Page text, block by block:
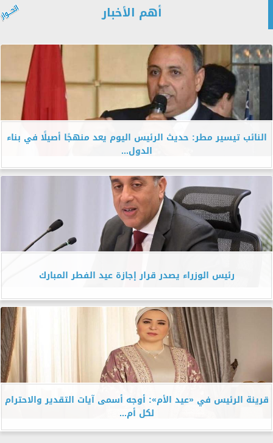
أهم الأخبار
النائب تيسير مطر: حديث الرئيس اليوم يعد منهجًا أصيلًا في بناء
الدول...
رئيس الوزراء يصدر قرار إجازة عيد الفطر المبارك
قرينة الرئيس في «عيد الأم»: أوجه أسمى آيات التقدير والاحترام
لكل أم...